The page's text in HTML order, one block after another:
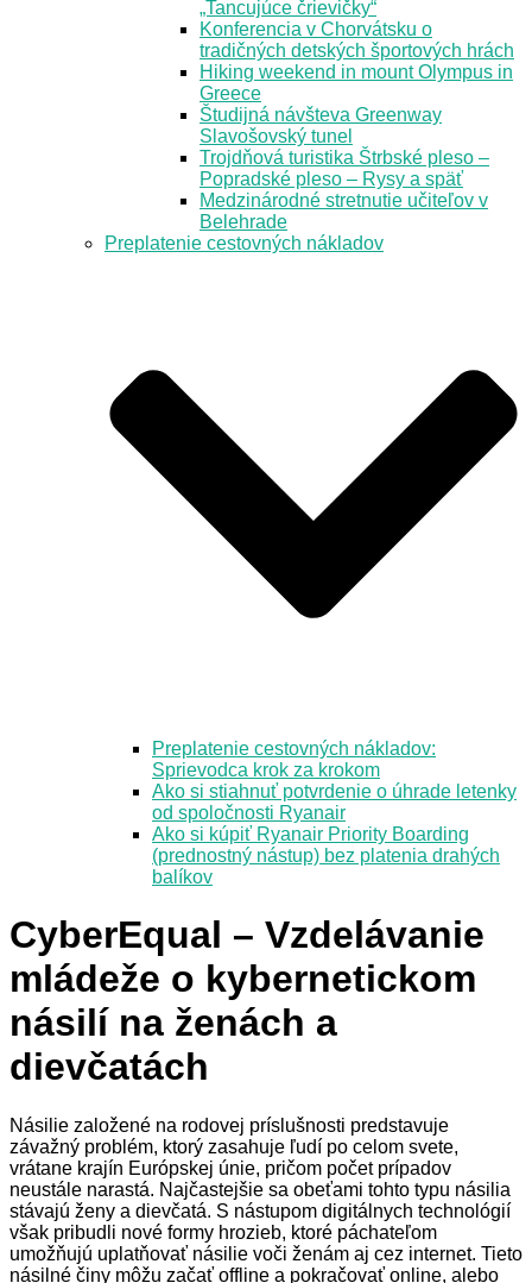
„Tancujúce črievičky“
Konferencia v Chorvátsku o
tradičných detských športových hrách
Hiking weekend in mount Olympus in
Greece
Študijná návšteva Greenway
Slavošovský tunel
Trojdňová turistika Štrbské pleso –
Popradské pleso – Rysy a späť
Medzinárodné stretnutie učiteľov v
Belehrade
Preplatenie cestovných nákladov
Preplatenie cestovných nákladov:
Sprievodca krok za krokom
Ako si stiahnuť potvrdenie o úhrade letenky
od spoločnosti Ryanair
Ako si kúpiť Ryanair Priority Boarding
(prednostný nástup) bez platenia drahých
balíkov
CyberEqual – Vzdelávanie
mládeže o kybernetickom
násilí na ženách a
dievčatách
Násilie založené na rodovej príslušnosti predstavuje
závažný problém, ktorý zasahuje ľudí po celom svete,
vrátane krajín Európskej únie, pričom počet prípadov
neustále narastá. Najčastejšie sa obeťami tohto typu násilia
stávajú ženy a dievčatá. S nástupom digitálnych technológií
však pribudli nové formy hrozieb, ktoré páchateľom
umožňujú uplatňovať násilie voči ženám aj cez internet. Tieto
násilné činy môžu začať offline a pokračovať online, alebo